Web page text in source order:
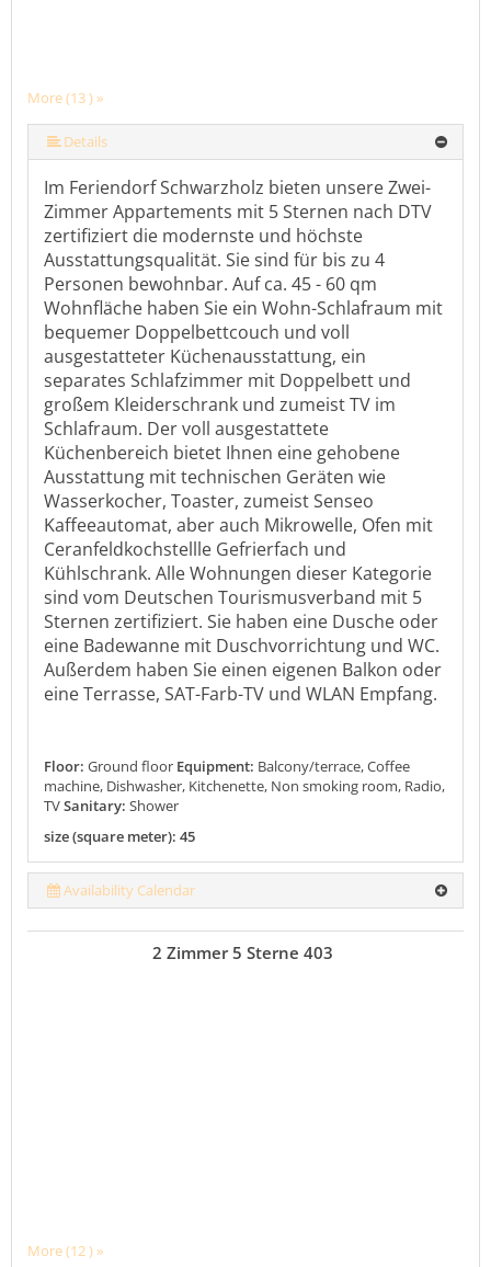
More (13 ) »
More (13 ) »
More (13 ) »
More (13 ) »
More (13 ) »
More (13 ) »
More (13 ) »
More (13 ) »
More (13 ) »
More (13 ) »
Details
Im Feriendorf Schwarzholz bieten unsere Zwei-
Zimmer Appartements mit 5 Sternen nach DTV
zertifiziert die modernste und höchste
Ausstattungsqualität. Sie sind für bis zu 4
Personen bewohnbar. Auf ca. 45 - 60 qm
Wohnfläche haben Sie ein Wohn-Schlafraum mit
bequemer Doppelbettcouch und voll
ausgestatteter Küchenausstattung, ein
separates Schlafzimmer mit Doppelbett und
großem Kleiderschrank und zumeist TV im
Schlafraum. Der voll ausgestattete
Küchenbereich bietet Ihnen eine gehobene
Ausstattung mit technischen Geräten wie
Wasserkocher, Toaster, zumeist Senseo
Kaffeeautomat, aber auch Mikrowelle, Ofen mit
Ceranfeldkochstellle Gefrierfach und
Kühlschrank. Alle Wohnungen dieser Kategorie
sind vom Deutschen Tourismusverband mit 5
Sternen zertifiziert. Sie haben eine Dusche oder
eine Badewanne mit Duschvorrichtung und WC.
Außerdem haben Sie einen eigenen Balkon oder
eine Terrasse, SAT-Farb-TV und WLAN Empfang.
Floor: Ground floor Equipment: Balcony/terrace, Coffee
machine, Dishwasher, Kitchenette, Non smoking room, Radio,
TVSanitary: Shower
size (square meter): 45
Availability Calendar
More (12 ) »
2 Zimmer 5 Sterne 403